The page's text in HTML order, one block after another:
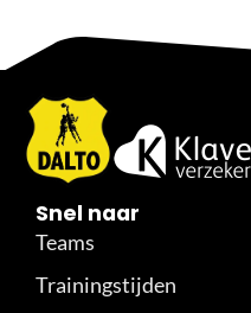
Snel naar
Teams
Trainingstijden